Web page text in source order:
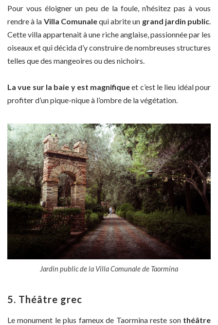
Pour vous éloigner un peu de la foule, n’hésitez pas à vous
rendre à la Villa Comunalequi abrite un grand jardin public.
Cette villa appartenait à une riche anglaise, passionnée par les
oiseaux et qui décida d’y construire de nombreuses structures
telles que des mangeoires ou des nichoirs.
La vue sur la baie y est magnifiqueet c’est le lieu idéal pour
profiter d’un pique-nique à l’ombre de la végétation.
Jardin public de la Villa Comunale de Taormina
5. Théâtre grec
Le monument le plus fameux de Taormina reste son théâtre